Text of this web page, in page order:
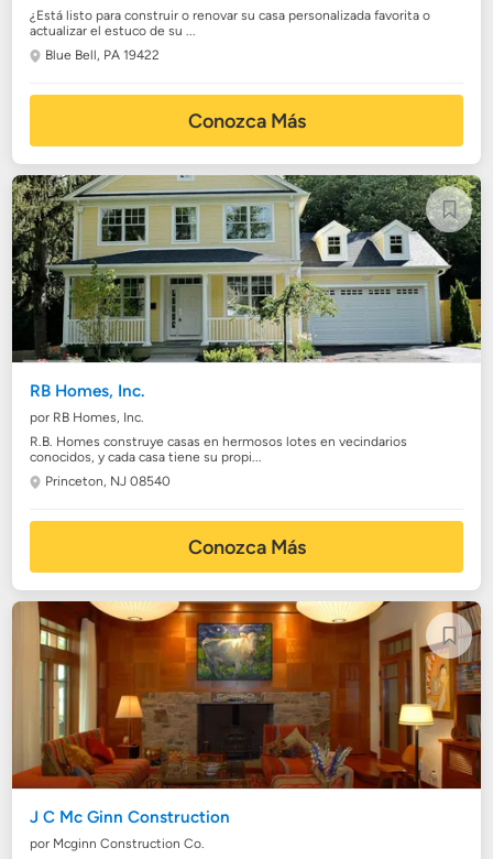
¿Está listo para construir o renovar su casa personalizada favorita o
actualizar el estuco de su ...
Blue Bell, PA 19422
Conozca Más
RB Homes, Inc.
por RB Homes, Inc.
R.B. Homes construye casas en hermosos lotes en vecindarios
conocidos, y cada casa tiene su propi...
Princeton, NJ 08540
Conozca Más
J C Mc Ginn Construction
por Mcginn Construction Co.